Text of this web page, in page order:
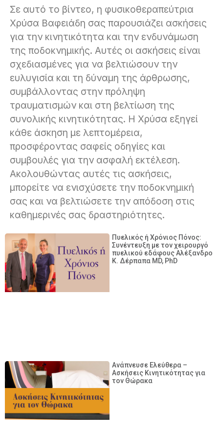
Σε αυτό το βίντεο, η φυσικοθεραπεύτρια
Χρύσα Βαφειάδη σας παρουσιάζει ασκήσεις
για την κινητικότητα και την ενδυνάμωση
της ποδοκνημικής. Αυτές οι ασκήσεις είναι
σχεδιασμένες για να βελτιώσουν την
ευλυγισία και τη δύναμη της άρθρωσης,
συμβάλλοντας στην πρόληψη
τραυματισμών και στη βελτίωση της
συνολικής κινητικότητας. Η Χρύσα εξηγεί
κάθε άσκηση με λεπτομέρεια,
προσφέροντας σαφείς οδηγίες και
συμβουλές για την ασφαλή εκτέλεση.
Ακολουθώντας αυτές τις ασκήσεις,
μπορείτε να ενισχύσετε την ποδοκνημική
σας και να βελτιώσετε την απόδοση στις
καθημερινές σας δραστηριότητες.
Πυελικός ή Χρόνιος Πόνος:
Συνέντευξη με τον χειρουργό
πυελικού εδάφους Αλέξανδρο
Κ. Δέρπαπα MD, PhD
Ανάπνευσε Ελεύθερα –
Ασκήσεις Κινητικότητας για
τον Θώρακα